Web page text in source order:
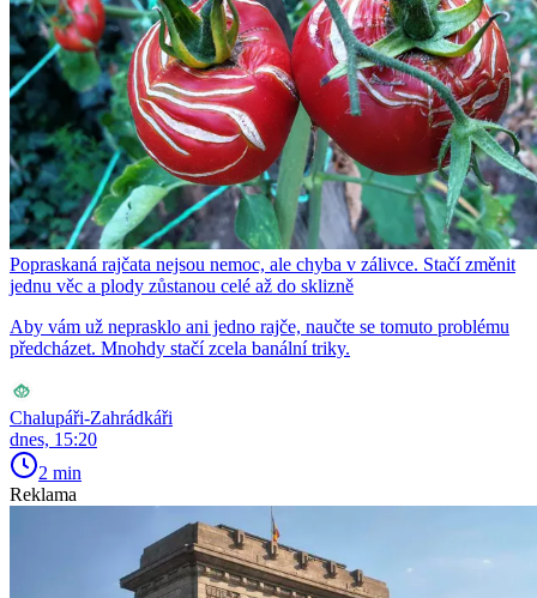
Popraskaná rajčata nejsou nemoc, ale chyba v zálivce. Stačí změnit
jednu věc a plody zůstanou celé až do sklizně
Aby vám už neprasklo ani jedno rajče, naučte se tomuto problému
předcházet. Mnohdy stačí zcela banální triky.
Chalupáři-Zahrádkáři
dnes, 15:20
2 min
Reklama